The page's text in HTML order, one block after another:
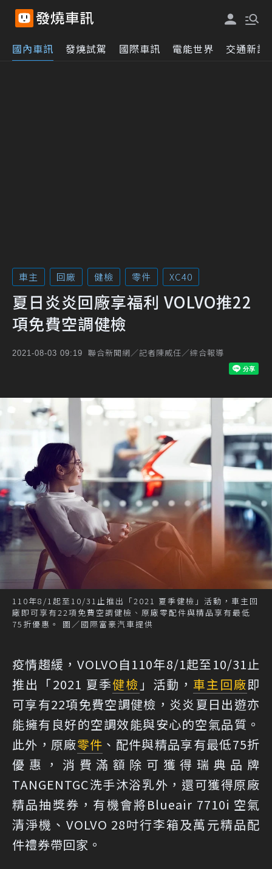
國內車訊 發燒試駕 國際車訊 電能世界 交通新訊
車主 回廠 健檢 零件 XC40
夏日炎炎回廠享福利 VOLVO推22
項免費空調健檢
2021-08-03 09:19 聯合新聞網／記者陳威任／綜合報導
110年8/1起至10/31止推出「2021 夏季健檢」活動，車主回
廠即可享有22項免費空調健檢、原廠零配件與精品享有最低
75折優惠。 圖／國際富豪汽車提供
疫情趨緩，VOLVO自110年8/1起至10/31止
推出「2021 夏季健檢 」活動，車主 回廠即
可享有22項免費空調健檢，炎炎夏日出遊亦
能擁有良好的空調效能與安心的空氣品質。
此外，原廠零件 、配件與精品享有最低75折
優惠，消費滿額除可獲得瑞典品牌
TANGENTGC洗手沐浴乳外，還可獲得原廠
精品抽獎券，有機會將Blueair 7710i 空氣
清淨機、VOLVO 28吋行李箱及萬元精品配
件禮券帶回家。